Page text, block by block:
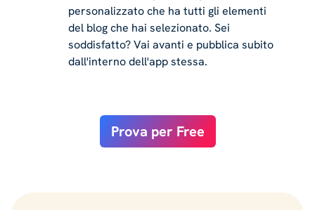
personalizzato che ha tutti gli elementi
del blog che hai selezionato. Sei
soddisfatto? Vai avanti e pubblica subito
dall'interno dell'app stessa.
Prova per Free